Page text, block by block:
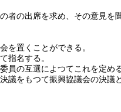
者の出席を求め、その意見を
を置くことができる。
指名する。
員の互選によつてこれを定める
をもつて振興協議会の決議